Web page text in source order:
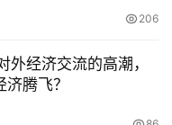
206
外经济交流的高潮，
腾飞？